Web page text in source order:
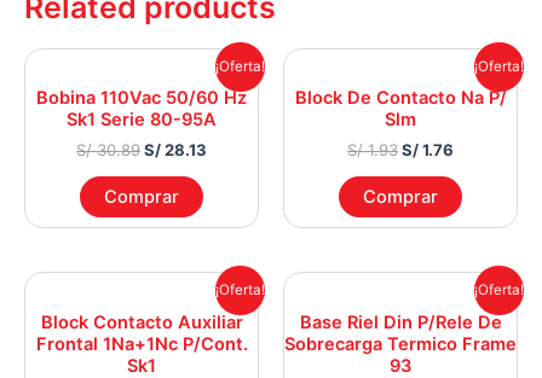
Related products
¡Oferta!
Bobina 110Vac 50/60 Hz
Sk1 Serie 80-95A
S/30.89
was:
S/ 30.89.
S/28.13
Current
price
is:
S/ 28.13.
Comprar
¡Oferta!
Block De Contacto Na P/
Slm
S/1.93
was:
S/ 1.93.
S/1.76
Current
price
is:
Comprar
¡Oferta!
Block Contacto Auxiliar
Frontal 1Na+1Nc P/Cont.
Sk1
was:
S/ 6.06.
Current
price
is:
S/ 5.52.
¡Oferta!
Base Riel Din P/Rele De
Sobrecarga Termico Frame
93
was:
S/ 20.25.
Current
price
is:
S/ 18.44.